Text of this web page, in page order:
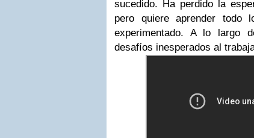
sucedido. Ha perdido la
pero quiere aprender todo
experimentado. A lo largo
desafíos inesperados al